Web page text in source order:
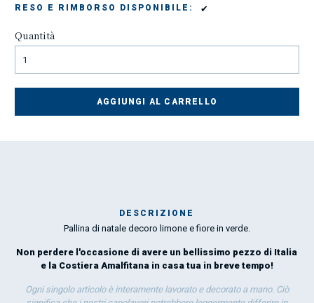
RESO E RIMBORSO DISPONIBILE: ✔
Quantità
AGGIUNGI AL CARRELLO
DESCRIZIONE
Pallina di natale decoro limone e fiore in verde.
Non perdere l'occasione di avere un bellissimo pezzo di Italia
e la Costiera Amalfitana in casa tua in breve tempo!
Ogni singolo articolo è interamente lavorato e decorato a mano. Ciò